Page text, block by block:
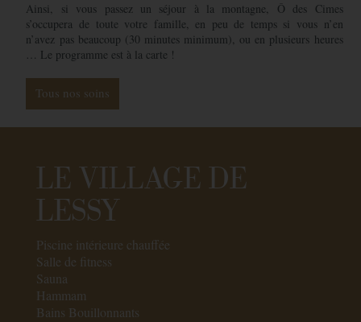
Ainsi, si vous passez un séjour à la montagne, Ô des Cimes
s’occupera de toute votre famille, en peu de temps si vous n’en
n’avez pas beaucoup (30 minutes minimum), ou en plusieurs heures
… Le programme est à la carte !
Tous nos soins
LE VILLAGE DE
LESSY
Piscine intérieure chauffée
Salle de fitness
Sauna
Hammam
Bains Bouillonnants